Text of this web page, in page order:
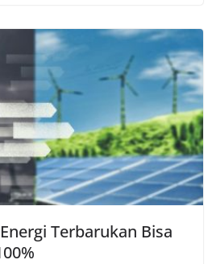
Terbarukan Bisa